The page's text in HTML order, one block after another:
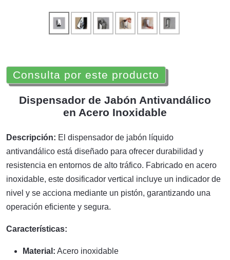
Consulta por este producto
Dispensador de Jabón Antivandálico
en Acero Inoxidable
Descripción: El dispensador de jabón líquido
antivandálico está diseñado para ofrecer durabilidad y
resistencia en entornos de alto tráfico. Fabricado en acero
inoxidable, este dosificador vertical incluye un indicador de
nivel y se acciona mediante un pistón, garantizando una
operación eficiente y segura.
Características:
Material: Acero inoxidable